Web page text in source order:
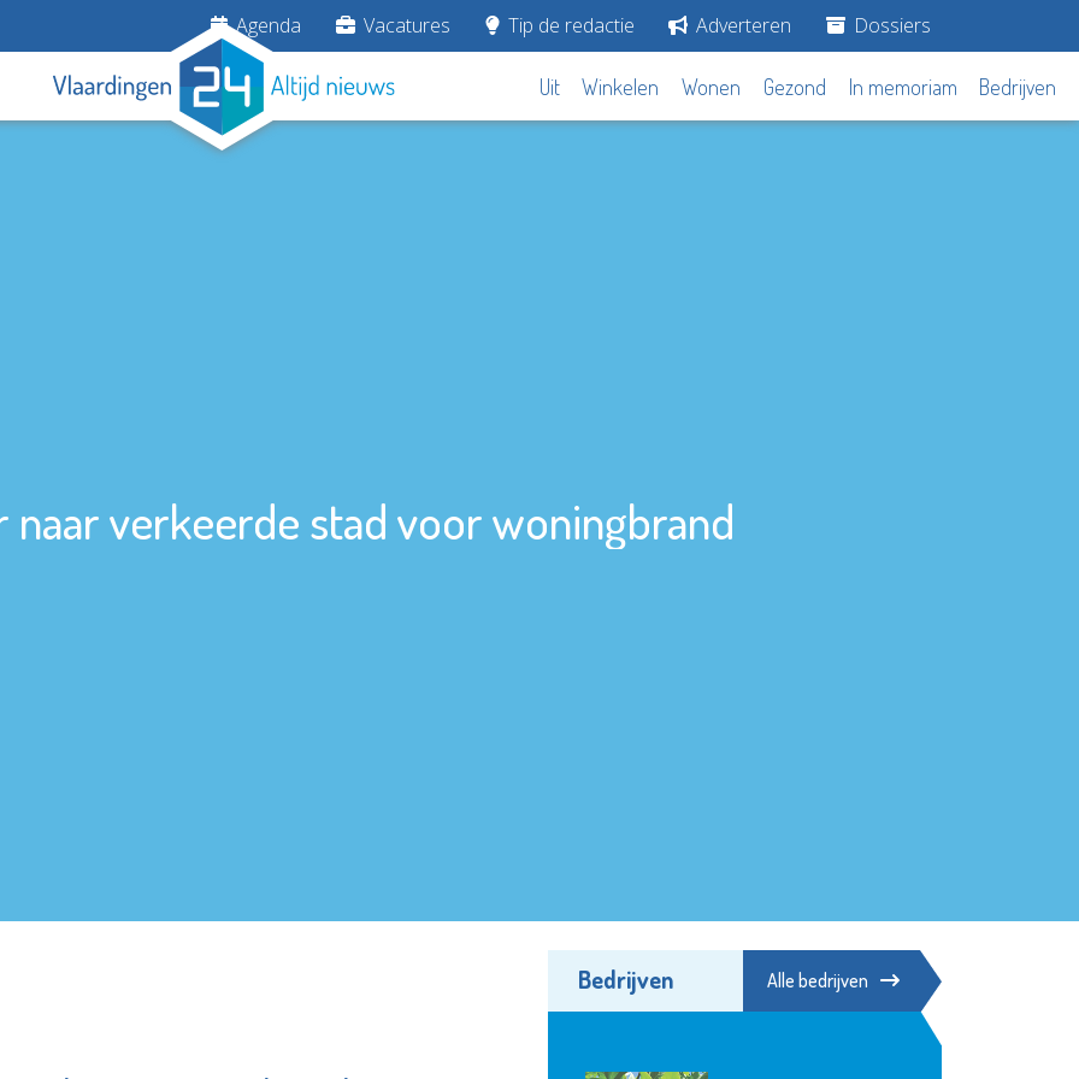
Agenda Vacatures Tip de redactie Adverteren Dossiers
Uit Winkelen Wonen Gezond In memoriam Bedrijven
naar verkeerde stad voor woningbrand
Bedrijven Alle bedrijven